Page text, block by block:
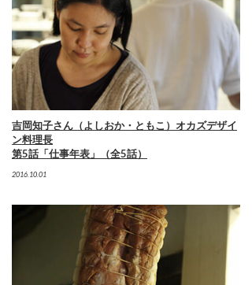
吉岡知子さん（よしおか・ともこ）オカズデザイ
ン料理長
第5話「仕事年表」（全5話）
2016.10.01